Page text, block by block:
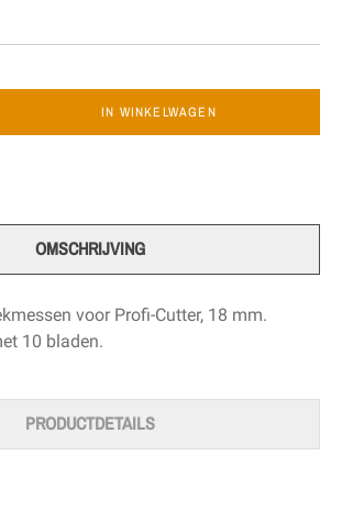
IN WINKELWAGEN
OMSCHRIJVING
voor Profi-Cutter, 18 mm.
10 bladen.
PRODUCTDETAILS